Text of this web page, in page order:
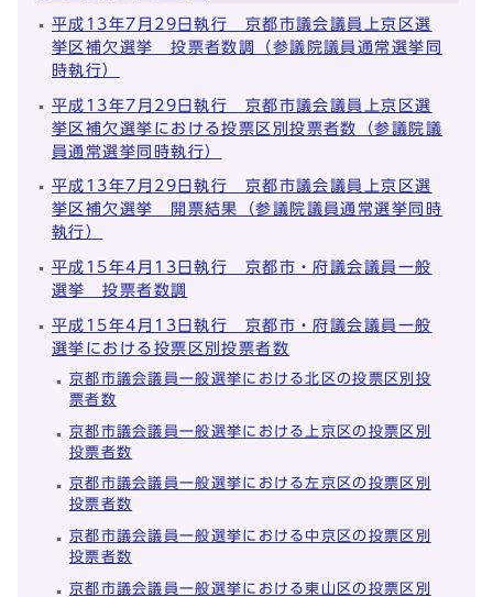
平成13年7月29日執行 京都市議会議員上京区選
挙区補欠選挙 投票者数調（参議院議員通常選挙同
時執行）
平成13年7月29日執行 京都市議会議員上京区選
挙区補欠選挙における投票区別投票者数（参議院議
員通常選挙同時執行）
平成13年7月29日執行 京都市議会議員上京区選
挙区補欠選挙 開票結果（参議院議員通常選挙同時
執行）
平成15年4月13日執行 京都市・府議会議員一般
選挙 投票者数調
平成15年4月13日執行 京都市・府議会議員一般
選挙における投票区別投票者数
京都市議会議員一般選挙における北区の投票区別投
票者数
京都市議会議員一般選挙における上京区の投票区別
投票者数
京都市議会議員一般選挙における左京区の投票区別
投票者数
京都市議会議員一般選挙における中京区の投票区別
投票者数
京都市議会議員一般選挙における東山区の投票区別